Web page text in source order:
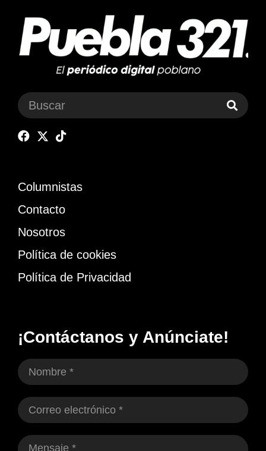
Columnistas
Contacto
Nosotros
Política de cookies
Política de Privacidad
¡Contáctanos y Anúnciate!